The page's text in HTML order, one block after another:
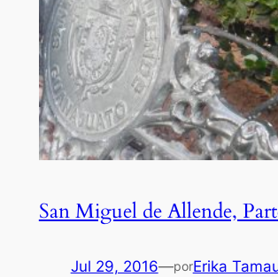
San Miguel de Allende,
Jul 29, 2016—porErika